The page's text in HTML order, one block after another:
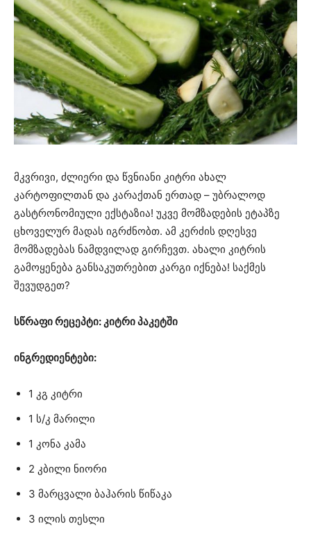
მკვრივი, ძლიერი და წვნიანი კიტრი ახალ
კარტოფილთან და კარაქთან ერთად – უბრალოდ
გასტრონომიული ექსტაზია! უკვე მომზადების ეტაპზე
ცხოველურ მადას იგრძნობთ. ამ კერძის დღესვე
მომზადებას ნამდვილად გირჩევთ. ახალი კიტრის
გამოყენება განსაკუთრებით კარგი იქნება! საქმეს
შევუდგეთ?
სწრაფი რეცეპტი: კიტრი პაკეტში
ინგრედიენტები:
1 კგ კიტრი
1 ს/კ მარილი
1 კონა კამა
2 კბილი ნიორი
3 მარცვალი ბაჰარის წიწაკა
3 ილის თესლი